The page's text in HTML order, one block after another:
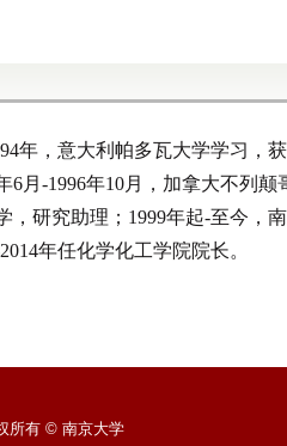
年，意大利帕多瓦大学学习，
6月-1996年10月，加拿大不列
，研究助理；1999年起-至今，
年任化学化工学院院长。
所有 © 南京大学